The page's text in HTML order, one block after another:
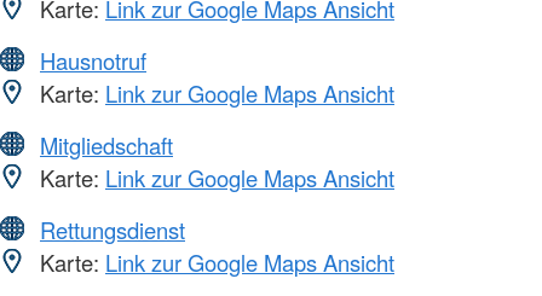
Karte: Link zur Google Maps Ansicht
Hausnotruf
Karte: Link zur Google Maps Ansicht
Mitgliedschaft
Karte: Link zur Google Maps Ansicht
Rettungsdienst
Karte: Link zur Google Maps Ansicht